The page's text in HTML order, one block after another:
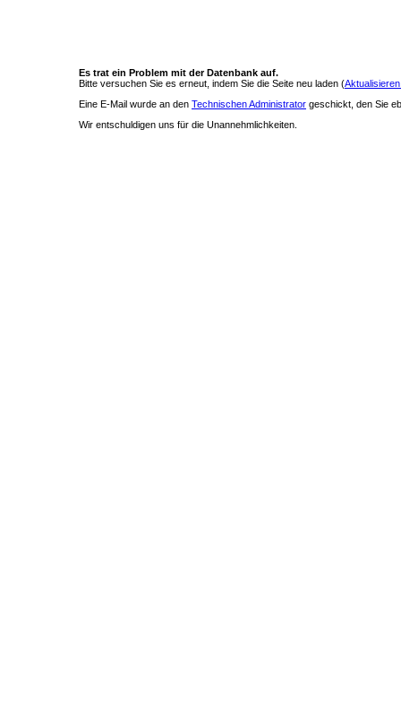
Es trat ein Problem mit der Datenbank auf.
Bitte versuchen Sie es erneut, indem Sie die Seite neu laden (
Eine E-Mail wurde an den Technischen Administrator geschickt, den Sie
Wir entschuldigen uns für die Unannehmlichkeiten.